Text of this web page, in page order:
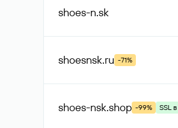
shoes-n.sk
shoesnsk.ru -71%
shoes-nsk.shop -99% SSL